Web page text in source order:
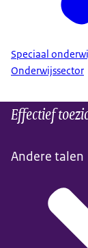
2025)
Speciaal
Onderwijssector
Effectief
Andere talen